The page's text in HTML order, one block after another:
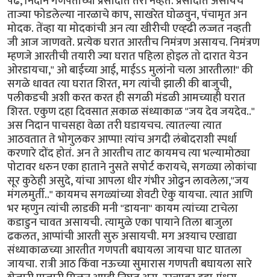
ताज्या फोडलेल्या नारळाचे काप, साखरेत घोळवुन, पंचामृत अन
मोदक. तेंव्हा या मोदकांची अन त्या खीरीची एव्ह्ढी लज्जत नव्हती
जी आज जाणवते. प्रत्येक घरात आरतीच निमंत्रण असायच. निमंत्रण
म्हणजे आरतीची तयारी ज्या घरात पहिला होइल तो दारात येउन
ओरडायचा," ओ बाईच्या आई, माईऽऽ मुलांनो चला आरतीला!" की
सगळे धावत त्या घरात शिरत, मग त्यांची झाली की बाजुची,
पलीकडची अशी करत करत ही सगळी मंडळी आमच्याही घरात
शिरत. एकुण दहा दिवसात स़काळ संध्याकाळ "जय देव जयदेव.."
अस निदान पाचसहा वेळा तरी घडायचच. त्यातल्या त्यात
आठवतात ते भोगुलकर आप्पा! त्यांच अगदी लंबोदराशी स्पर्धा
करणारे दोंद होतं. अन ते आरतीच ताट कायमच त्या भल्यामोठ्या
पोटावर धरुन एका हाताने नुसते सपोर्ट करायचे, सगळ्या लोकांचा
सूर कुठेही असुदे, यांचा आपला धीर गंभीर ओढुन लावलेला,"जय
मंगलमुर्ती.." कायमच सगळ्यांच्या शेवटी ऐकु यायचा. त्यात आणि
भर म्हणुन त्यांची लाडकी मनी "डायना" कायम त्यांच्या टाचेला
कडाडुन चावत असायची. त्यामुळे एका पायाने तिला बाजुला
ढकलत, आप्पांची आरती सुरु असायची. मग अश्याच एखाद्या
संध्याकाळच्या आरतीत गणपती बघायला जायचा घाट घातला
जायचा. रात्री आठ किंवा नऊच्या सुमारास गणपती बघायला सारे